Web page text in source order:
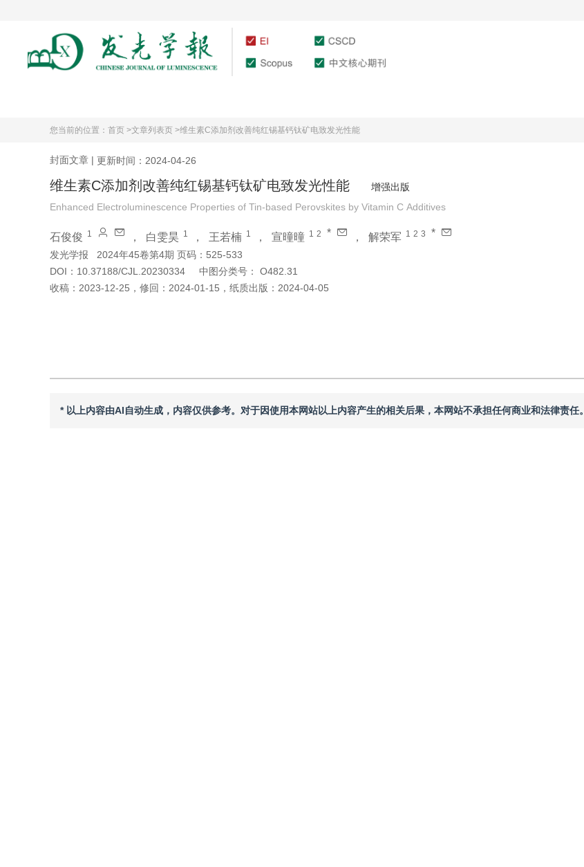
您当前的位置： 首页 >文章列表页 >维生素C添加剂改善纯红锡基钙钛矿电致发光性能
封面文章 | 更新时间：2024-04-26
维生素C添加剂改善纯红锡基钙钛矿电致发光性能
增强出版
Enhanced Electroluminescence Properties of Tin-based Perovskites by Vitamin C Additives
石俊俊 1 ， 白雯昊 1 ， 王若楠 1 ， 宣曈曈 1 2 * ， 解荣军 1 2 3 *
发光学报
2024年45卷第4期 页码：525-533
DOI： 10.37188/CJL.20230334 中图分类号：
O482.31
收稿： 2023-12-25 ， 修回： 2024-01-15 ， 纸质出版： 2024-04-05
* 以上内容由AI自动生成，内容仅供参考。对于因使用本网站以上内容产生的相关后果，本网站不承担任何商业和法律责任。